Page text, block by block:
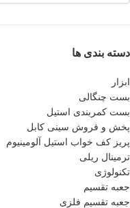
دسته بندی ها
ابزار
بست چنگالی
بست کمربندی استیل
پخش و فروش سینی کابل
پريز كف خواب استيل آلومينيوم
ترمینال ریلی
تکنولوژی
جعبه تقسیم
جعبه تقسیم فلزی